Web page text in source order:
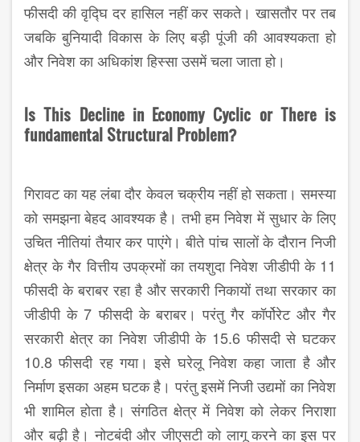
फीसदी की वृद्घि दर हासिल नहीं कर सकते। खासतौर पर तब
जबकि बुनियादी विकास के लिए बड़ी पूंजी की आवश्यकता हो
और निवेश का अधिकांश हिस्सा उसमें चला जाता हो।
Is This Decline in Economy Cyclic or There is
fundamental Structural Problem?
गिरावट का यह लंबा दौर केवल चक्रीय नहीं हो सकता। समस्या
को समझना बेहद आवश्यक है। तभी हम निवेश में सुधार के लिए
उचित नीतियां तैयार कर पाएंगे। बीते पांच सालों के दौरान निजी
क्षेत्र के गैर वित्तीय उपक्रमों का तयशुदा निवेश जीडीपी के 11
फीसदी के बराबर रहा है और सरकारी निकायों तथा सरकार का
जीडीपी के 7 फीसदी के बराबर। परंतु गैर कॉर्पोरेट और गैर
सरकारी क्षेत्र का निवेश जीडीपी के 15.6 फीसदी से घटकर
10.8 फीसदी रह गया। इसे घरेलू निवेश कहा जाता है और
निर्माण इसका अहम घटक है। परंतु इसमें निजी उद्यमों का निवेश
भी शामिल होता है। संगठित क्षेत्र में निवेश को लेकर निराशा
और बढ़ी है। नोटबंदी और जीएसटी को लागू करने का इस पर